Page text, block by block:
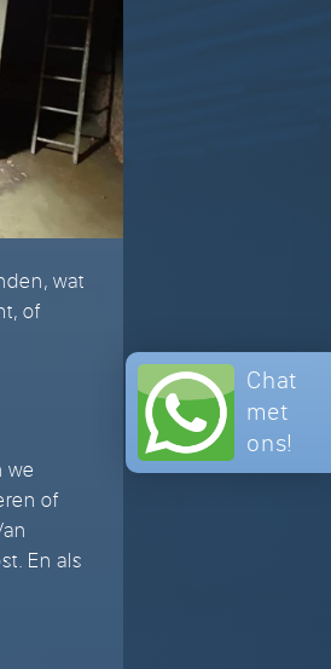
Chat
met
ons!
wat
of
we
of
En als